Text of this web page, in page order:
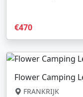
€470
Flower Camping
FRANKRIJK